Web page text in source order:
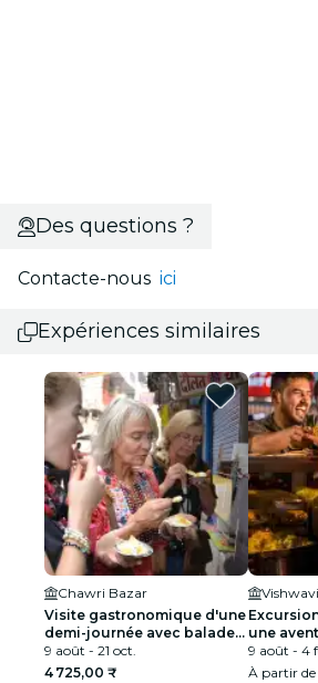
Des questions ?
Contacte-nous ici
Expériences similaires
Chawri Bazar
Visite gastronomique d'une
demi-journée avec balade
en rickshaw à vélo au
Masterji Kee Haveli
9 août - 21 oct.
4 725,00 ₹
une
sur la
9 août - 4
À partir de